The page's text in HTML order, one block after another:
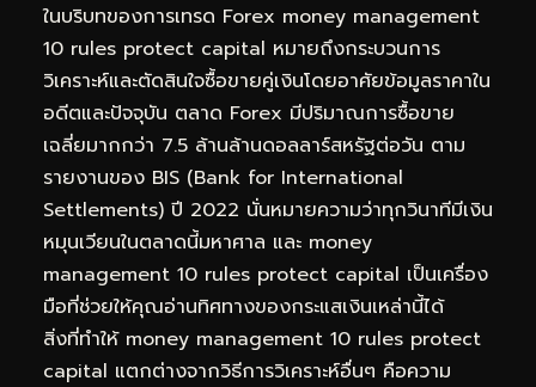
ในบริบทของการเทรด Forex money management
10 rules protect capital หมายถึงกระบวนการ
วิเคราะห์และตัดสินใจซื้อขายคู่เงินโดยอาศัยข้อมูลราคาใน
อดีตและปัจจุบัน ตลาด Forex มีปริมาณการซื้อขาย
เฉลี่ยมากกว่า 7.5 ล้านล้านดอลลาร์สหรัฐต่อวัน ตาม
รายงานของ BIS (Bank for International
Settlements) ปี 2022 นั่นหมายความว่าทุกวินาทีมีเงิน
หมุนเวียนในตลาดนี้มหาศาล และ money
management 10 rules protect capital เป็นเครื่อง
มือที่ช่วยให้คุณอ่านทิศทางของกระแสเงินเหล่านี้ได้
สิ่งที่ทำให้ money management 10 rules protect
capital แตกต่างจากวิธีการวิเคราะห์อื่นๆ คือความ